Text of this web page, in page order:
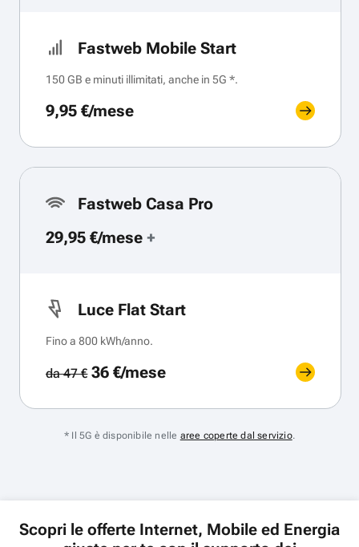
Fastweb Mobile Start
150 GB e minuti illimitati, anche in 5G *.
9,95 €/mese
Fastweb Casa Pro
29,95 €/mese +
Luce Flat Start
Fino a 800 kWh/anno.
da 47 €36 €/mese
* Il 5G è disponibile nelle aree coperte dal servizio.
Scopri le offerte Internet, Mobile ed Energia